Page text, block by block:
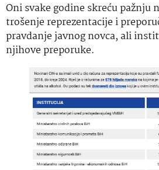
Oni svake godine skreću pažnju
trošenje reprezentacije i
pravdanje javnog novca, ali
njihove preporuke.